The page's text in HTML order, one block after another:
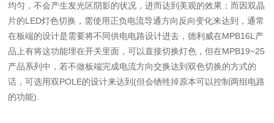
均匀，不会产生发光区阴影的状况，进而达到美观的效果；而因双晶
片的LED灯色切换，需使用正负电流导通方向反向变化来达到，通常
在板端的设计是需要将不同供电电路设计进去，德利威在MPB16L产
品上有将这功能埋在开关里面，可以直接切换灯色，但在MPB19~25
产品系列中，若不做板端完成电流方向交换达到双色切换的方式的
话，可选用双POLE的设计来达到(但会牺牲掉原本可以控制两组电路
的功能).